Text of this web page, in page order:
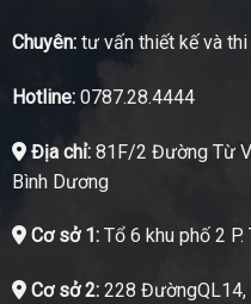
Chuyên:tư vấn thiết kế và
Hotline:0787.28.4444
Địa chỉ:81F/2 Đường Từ
Bình Dương
Cơ sở 1:Tổ 6 khu phố 2 P.
Cơ sở 2:228 ĐườngQL14,